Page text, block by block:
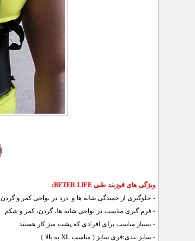
ویژگی های قوزبند طبی BETER LIFE:
- جلوگیری از خمیدگی شانه ها و درد در نواحی کمر و گردن
- فرم گیری مناسب در نواحی شانه ها، گردن، کمر و شکم
- بسیار مناسب برای افرادی که پشت میز کار هستند
- سایز بندی:فری سایز ( مناسب XL به بالا )